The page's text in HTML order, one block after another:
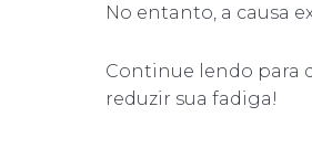
No entanto, a causa
Continue lendo para
reduzir sua fadiga!